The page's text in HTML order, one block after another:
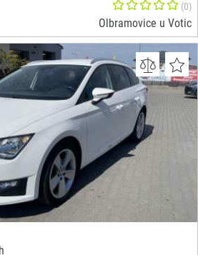
(0)
Olbramovice u Votic